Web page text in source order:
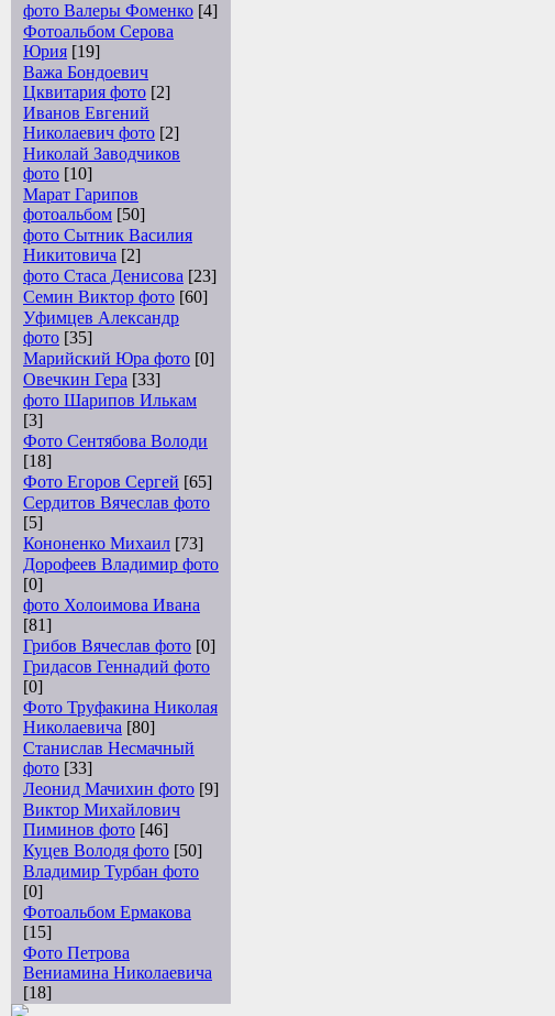
фото Валеры Фоменко [4]
Фотоальбом Серова
Юрия [19]
Важа Бондоевич
Цквитария фото [2]
Иванов Евгений
Николаевич фото [2]
Николай Заводчиков
фото [10]
Марат Гарипов
фотоальбом [50]
фото Сытник Василия
Никитовича [2]
фото Стаса Денисова [23]
Семин Виктор фото [60]
Уфимцев Александр
фото [35]
Марийский Юра фото [0]
Овечкин Гера [33]
фото Шарипов Илькам
[3]
Фото Сентябова Володи
[18]
Фото Егоров Сергей [65]
Сердитов Вячеслав фото
[5]
Кононенко Михаил [73]
Дорофеев Владимир фото
[0]
фото Холоимова Ивана
[81]
Грибов Вячеслав фото [0]
Гридасов Геннадий фото
[0]
Фото Труфакина Николая
Николаевича [80]
Станислав Несмачный
фото [33]
Леонид Мачихин фото [9]
Виктор Михайлович
Пиминов фото [46]
Куцев Володя фото [50]
Владимир Турбан фото
[0]
Фотоальбом Ермакова
[15]
Фото Петрова
Вениамина Николаевича
[18]